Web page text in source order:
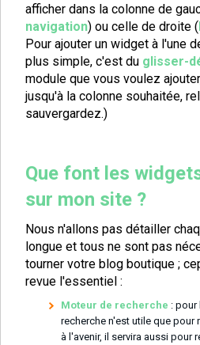
afficher dans la colonne de
navigation) ou celle de droite (
Pour ajouter un widget à l'une
plus simple, c'est du glisser-
module que vous voulez
jusqu'à la colonne souhaitée,
sauvergardez.)
Que font les
sur mon site ?
Nous n'allons pas détailler
longue et tous ne sont pas
tourner votre blog boutique ;
revue l'essentiel :
Moteur de recherche : pour
recherche n'est utile que pour
à l'avenir, il servira aussi pour